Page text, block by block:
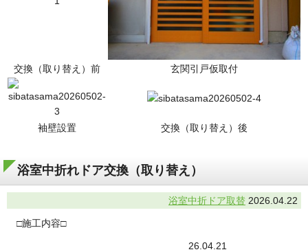
交換（取り替え）前 玄関引戸仮取付
袖壁設置 交換（取り替え）後
浴室中折れドア交換（取り替え）
浴室中折ドア取替 2026.04.22
□施工内容□
26.04.21